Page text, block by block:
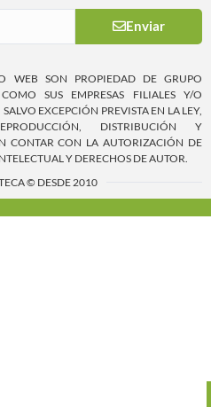
Enviar
WEB SON PROPIEDAD DE GRUPO
SUS EMPRESAS FILIALES Y/O
EXCEPCIÓN PREVISTA EN LA LEY,
DISTRIBUCIÓN Y
CONTAR CON LA AUTORIZACIÓN DE
Y DERECHOS DE AUTOR.
© DESDE 2010